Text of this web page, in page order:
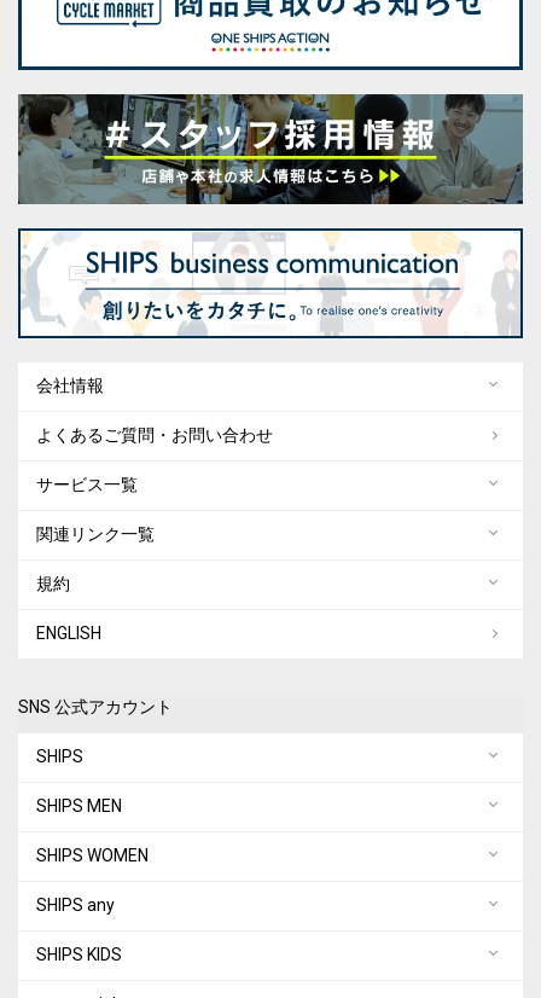
会社情報
よくあるご質問・お問い合わせ
サービス一覧
関連リンク一覧
規約
ENGLISH
SNS 公式アカウント
SHIPS
SHIPS MEN
SHIPS WOMEN
SHIPS any
SHIPS KIDS